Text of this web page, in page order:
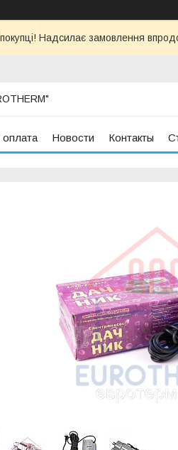
Надсилає замовлення
оплата Новости Контакты